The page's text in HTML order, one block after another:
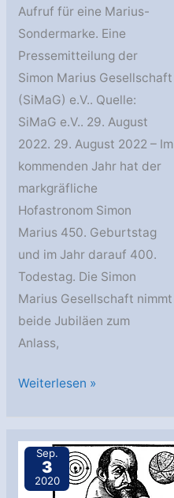
Aufruf für eine Marius-
Sondermarke. Eine
Pressemitteilung der
Simon Marius Gesellschaft
(SiMaG) e.V.. Quelle:
SiMaG e.V.. 29. August
2022. 29. August 2022 – Im
kommenden Jahr hat der
markgräfliche
Hofastronom Simon
Marius 450. Geburtstag
und im Jahr darauf 400.
Todestag. Die Simon
Marius Gesellschaft nimmt
beide Jubiläen zum
Anlass,
„Simon
1624“
Weiterlesen »
Sep.
3
2020